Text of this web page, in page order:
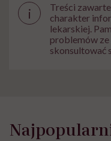
i
Treści
charakter
lekarskiej.
problemów
skonsultować